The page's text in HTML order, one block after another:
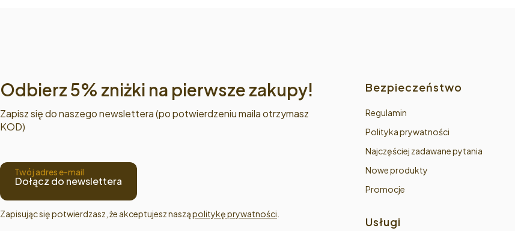
Odbierz 5% zniżki na pierwsze zakupy!
Zapisz się do naszego newslettera (po potwierdzeniu maila otrzymasz
KOD)
Twój adres e-mail
Dołącz do newslettera
Zapisując się potwierdzasz, że akceptujesz naszą politykę prywatności
Linki w
Bezpieczeństwo
Regulamin
Polityka prywatności
Najczęściej zadawane pytania
Nowe produkty
Promocje
Usługi